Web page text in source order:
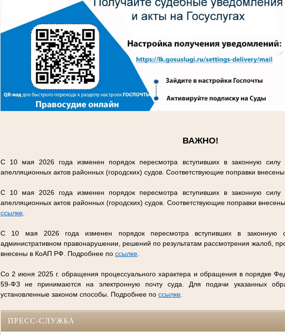
ВАЖНО!
С 10 мая 2026 года изменен порядок пересмотра вступивших в законную силу
апелляционных актов районных (городских) судов. Соответствующие поправки
С 10 мая 2026 года изменен порядок пересмотра вступивших в законную силу
апелляционных актов районных (городских) судов. Соответствующие поправки
ссылке.
С 10 мая 2026 года изменен порядок пересмотра вступивших в законную
административном правонарушении, решений по результатам рассмотрения жалоб,
внесены в КоАП РФ. Подробнее по ссылке.
Со 2 июня 2025 г. обращения процессуального характера и обращения в порядке
59-ФЗ не принимаются на электронную почту суда. Для подачи указанных
установленные законом способы. Подробнее по ссылке.
ПРЕСС-СЛУЖБА